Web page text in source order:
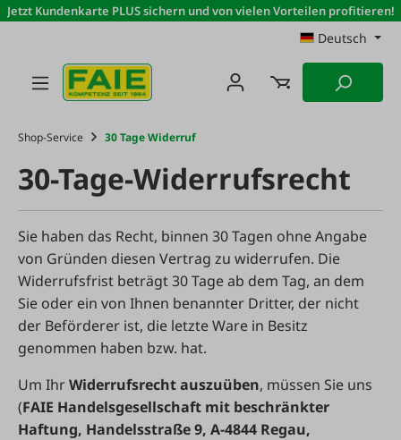
Zum Hauptinhalt springen
Jetzt Kundenkarte PLUS sichern und von vielen Vorteilen profitieren!
Deutsch
Shop-Service 30 Tage Widerruf
30-Tage-Widerrufsrecht
Sie haben das Recht, binnen 30 Tagen ohne Angabe
von Gründen diesen Vertrag zu widerrufen. Die
Widerrufsfrist beträgt 30 Tage ab dem Tag, an dem
Sie oder ein von Ihnen benannter Dritter, der nicht
der Beförderer ist, die letzte Ware in Besitz
genommen haben bzw. hat.
Um IhrWiderrufsrecht auszuüben, müssen Sie uns
(FAIE Handelsgesellschaft mit beschränkter
Haftung, Handelsstraße 9, A-4844 Regau,